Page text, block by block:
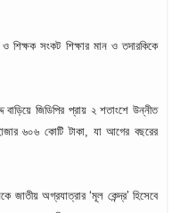
ও শিক্ষক সংকট শিক্ষার মান ও তদারকিকে
বাড়িয়ে জিডিপির প্রায় ২ শতাংশে উন্নীত
৬০৬ কোটি টাকা, যা আগের বছরের
জাতীয় অগ্রযাত্রার ‘মূল কেন্দ্র’ হিসেবে